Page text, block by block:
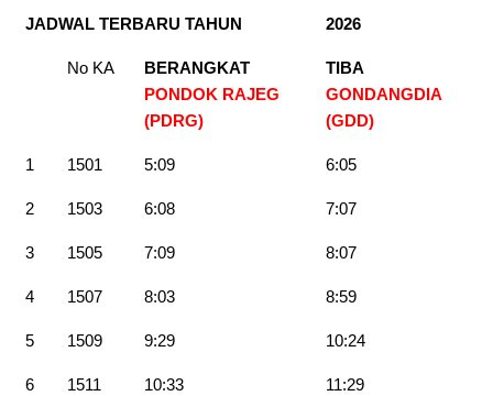
JADWAL TERBARU TAHUN 2026
No KA
BERANGKAT
PONDOK RAJEG
(PDRG)
TIBA
GONDANGDIA
(GDD)
1 1501 5:09 6:05
2 1503 6:08 7:07
3 1505 7:09 8:07
4 1507 8:03 8:59
5 1509 9:29 10:24
6 1511 10:33 11:29